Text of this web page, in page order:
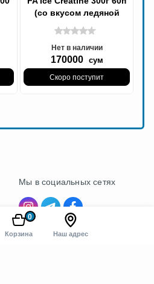
(со вкусом ледяной
личи), Креатин
Нет в наличии
170000 сум
Скоро поступит
Корзина
0
Наш адрес
Мы в социальных сетях